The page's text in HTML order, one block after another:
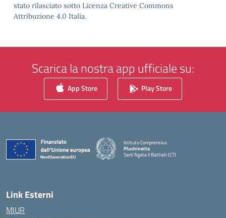
stato rilasciato sotto Licenza Creative Commons
Attribuzione 4.0 Italia.
Scarica la nostra app ufficiale su:
App Store Play Store
Istituto Comprensivo
Pluchinotta
Sant'Agata li Battiati (CT)
— Visita la pagina iniziale della scuola
Link Esterni
MIUR